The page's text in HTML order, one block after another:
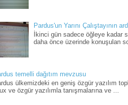
Pardus'un Yarını Çalıştayının
İkinci gün sadece öğleye kadar
daha önce üzerinde konuşulan
temelli dağıtım mevzusu
ülkemizdeki en geniş özgür yazılım
ve özgür yazılımla tanışmalarına ve ...